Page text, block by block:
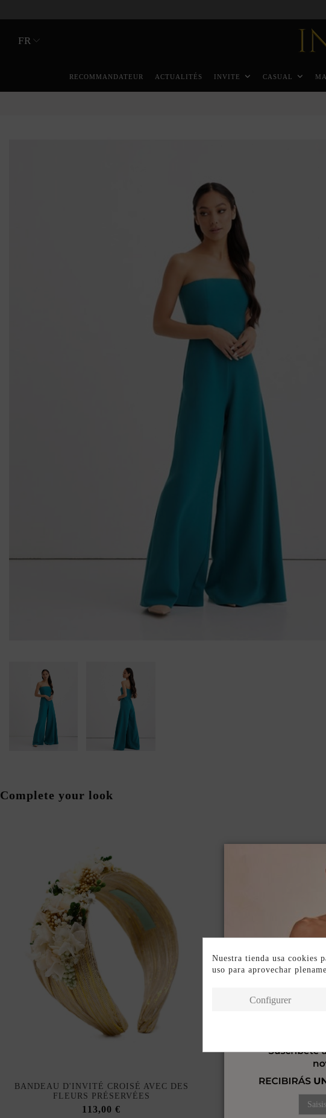
FR
RECOMMANDATEUR ACTUALITÉS INVITE CASUAL
Complete your look
BANDEAU D'INVITÉ CROISÉ AVEC DES
FLEURS PRÉSERVÉES
113,00 €
Nuestra tienda usa cookies
uso para aprovechar
Configurer